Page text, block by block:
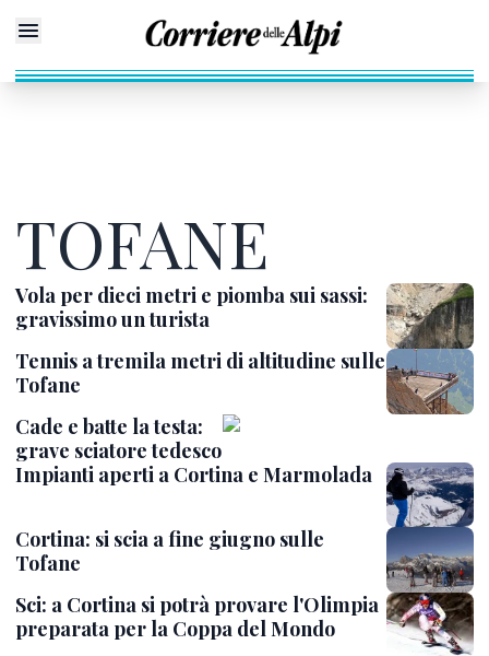
TOFANE
Vola per dieci metri e piomba sui sassi:
gravissimo un turista
Tennis a tremila metri di altitudine sulle
Tofane
Cade e batte la testa:
grave sciatore tedesco
Impianti aperti a Cortina e Marmolada
Cortina: si scia a fine giugno sulle
Tofane
Sci: a Cortina si potrà provare l'Olimpia
preparata per la Coppa del Mondo